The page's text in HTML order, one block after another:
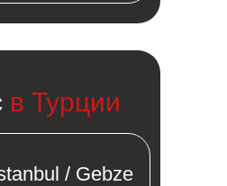
в Турции
/ Gebze